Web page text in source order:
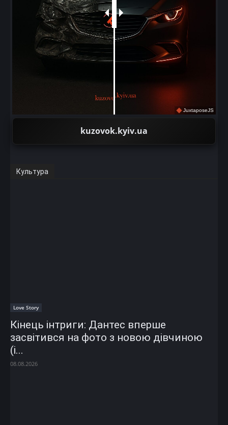
JuxtaposeJS
kuzovok.kyiv.ua
Культура
Love Story
Кінець інтриги: Дантес вперше
засвітився на фото з новою дівчиною
(і...
08.08.2026